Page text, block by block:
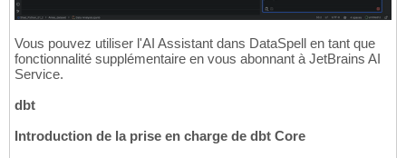
Vous pouvez utiliser l'AI Assistant dans DataSpell en tant que
fonctionnalité supplémentaire en vous abonnant à JetBrains AI
Service.
dbt
Introduction de la prise en charge de dbt Core